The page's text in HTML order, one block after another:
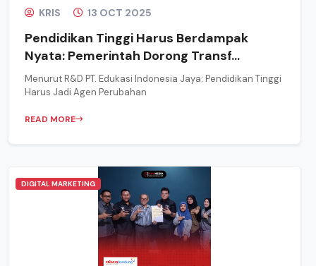
KRIS 13 OCT 2025
Pendidikan Tinggi Harus Berdampak
Nyata: Pemerintah Dorong Transf...
Menurut R&D PT. Edukasi Indonesia Jaya: Pendidikan Tinggi
Harus Jadi Agen Perubahan
READ MORE
DIGITAL MARKETING